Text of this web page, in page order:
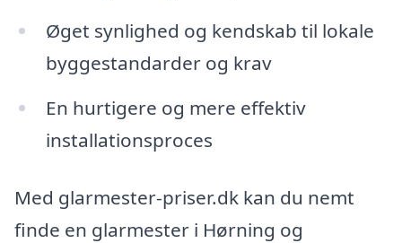
Øget synlighed og kendskab til lokale
byggestandarder og krav
En hurtigere og mere effektiv
installationsproces
Med glarmester-priser.dk kan du nemt
finde en glarmester i Hørning og